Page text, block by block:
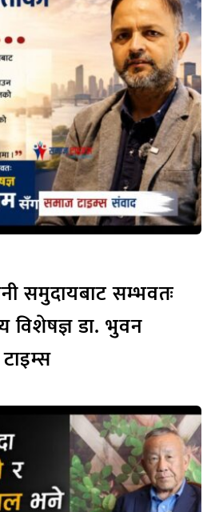
समुदायबाट सम्भवतः
विशेषज्ञ डा. भुवन